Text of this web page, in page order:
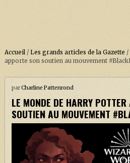
ACCUEIL
À PROPOS
SOUTENEZ-NOUS !
LA SÉRIE HARRY POTTER (REBOOT)
Accueil/ Les grands articles de la Gazette /
apporte son soutien au mouvement
parCharline Pattenrond
LE MONDE DE HARRY
SOUTIEN AU MOUVEMENT